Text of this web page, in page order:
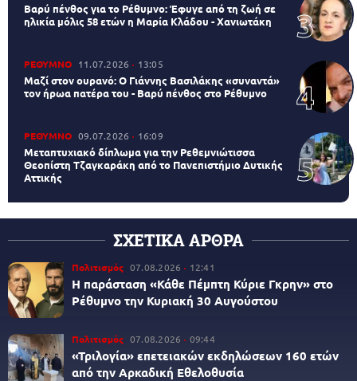
Βαρύ πένθος για το Ρέθυμνο: Έφυγε από τη ζωή σε
ηλικία μόλις 58 ετών η Μαρία Κλάδου - Χανιωτάκη
ΡΕΘΥΜΝΟ 11.07.2026 13:05
Μαζί στον ουρανό: Ο Γιάννης Βασιλάκης «συναντά»
τον ήρωα πατέρα του - Βαρύ πένθος στο Ρέθυμνο
ΡΕΘΥΜΝΟ 09.07.2026 16:09
Μεταπτυχιακό δίπλωμα για την Ρεθεμνιώτισσα
Θεοπίστη Τζαγκαράκη από το Πανεπιστήμιο Δυτικής
Αττικής
ΣΧΕΤΙΚΑ ΑΡΘΡΑ
Πολιτισμός 07.08.2026 12:41
Η παράσταση «Κάθε Πέμπτη Κύριε Γκρην» στο
Ρέθυμνο την Κυριακή 30 Αυγούστου
Πολιτισμός 07.08.2026 09:44
«Τριλογία» επετειακών εκδηλώσεων 160 ετών
από την Αρκαδική Εθελοθυσία